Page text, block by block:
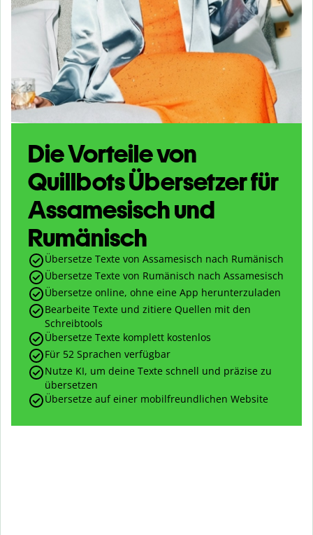
Die Vorteile von
Quillbots Übersetzer für
Assamesisch und
Rumänisch
Übersetze Texte von Assamesisch nach Rumänisch
Übersetze Texte von Rumänisch nach Assamesisch
Übersetze online, ohne eine App herunterzuladen
Bearbeite Texte und zitiere Quellen mit den
Schreibtools
Übersetze Texte komplett kostenlos
Für 52 Sprachen verfügbar
Nutze KI, um deine Texte schnell und präzise zu
übersetzen
Übersetze auf einer mobilfreundlichen Website